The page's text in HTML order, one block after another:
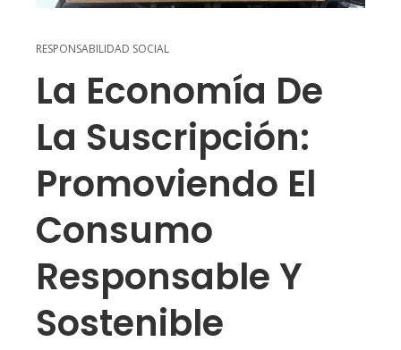
RESPONSABILIDAD SOCIAL
La Economía De
La Suscripción:
Promoviendo El
Consumo
Responsable Y
Sostenible